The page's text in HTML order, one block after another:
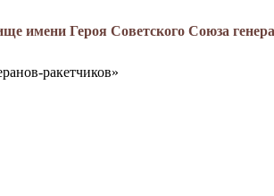
имени Героя Советского Союза
ракетчиков»